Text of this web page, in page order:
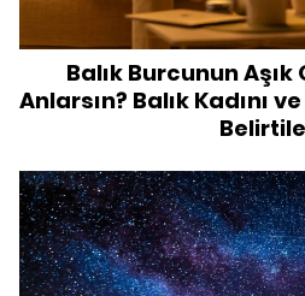
Balık Burcunun
Anlarsın? Balık Kadını